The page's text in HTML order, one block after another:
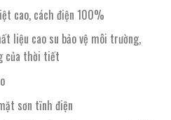
cao, cách điện 100%
liệu cao su bảo vệ môi trường,
của thời tiết
sơn tĩnh điện